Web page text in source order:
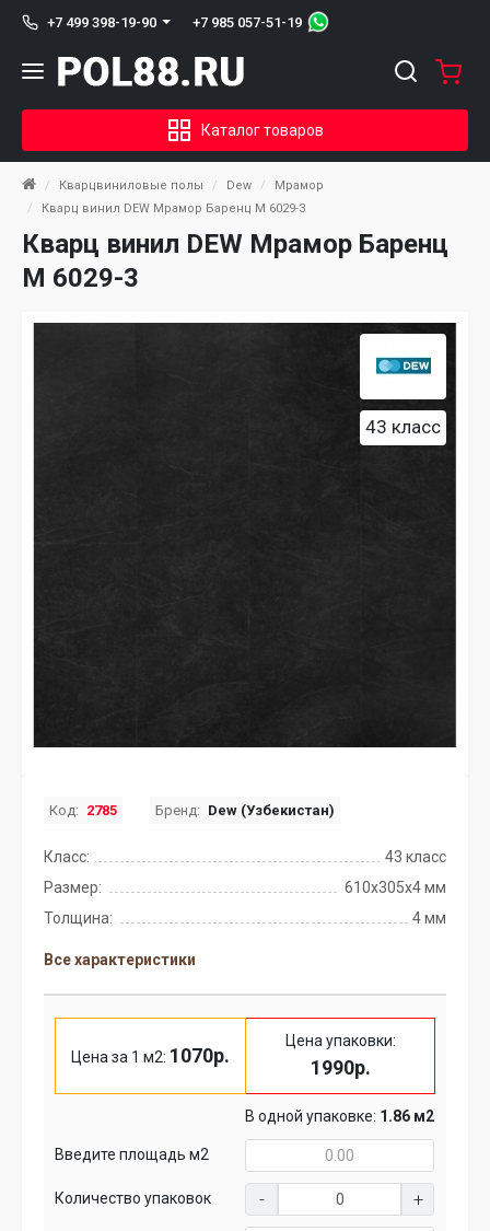
+7 499 398-19-90 +7 985 057-51-19
Каталог товаров
Кварцвиниловые полы Dew
Мрамор
Кварц винил DEW Мрамор Баренц М 6029-3
Кварц винил DEW Мрамор Баренц
М 6029-3
43 класс
Код: 2785 Бренд: Dew (Узбекистан)
Класс:
43 класс
Размер:
610х305х4 мм
Толщина:
4 мм
Все характеристики
Цена за 1 м2: 1070р.
Цена упаковки:
1990р.
В одной упаковке: 1.86 м2
Введите площадь м2
Количество упаковок